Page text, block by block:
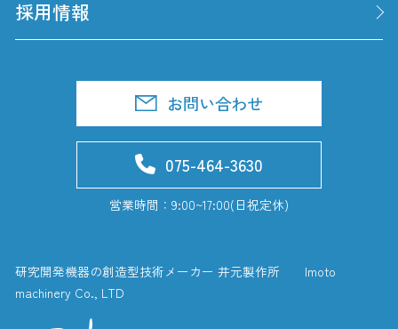
採用情報
お問い合わせ
075-464-3630
営業時間：9:00~17:00(日祝定休)
研究開発機器の創造型技術メーカー 井元製作所 Imoto
machinery Co., LTD